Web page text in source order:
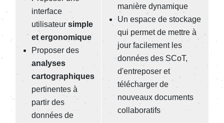
interface
utilisateur simple
et ergonomique
Proposer des
analyses
cartographiques
pertinentes à
partir des
données de
manière dynamique
Un espace de stockage
qui permet de mettre à
jour facilement les
données des SCoT,
d'entreposer et
télécharger de
nouveaux documents
collaboratifs